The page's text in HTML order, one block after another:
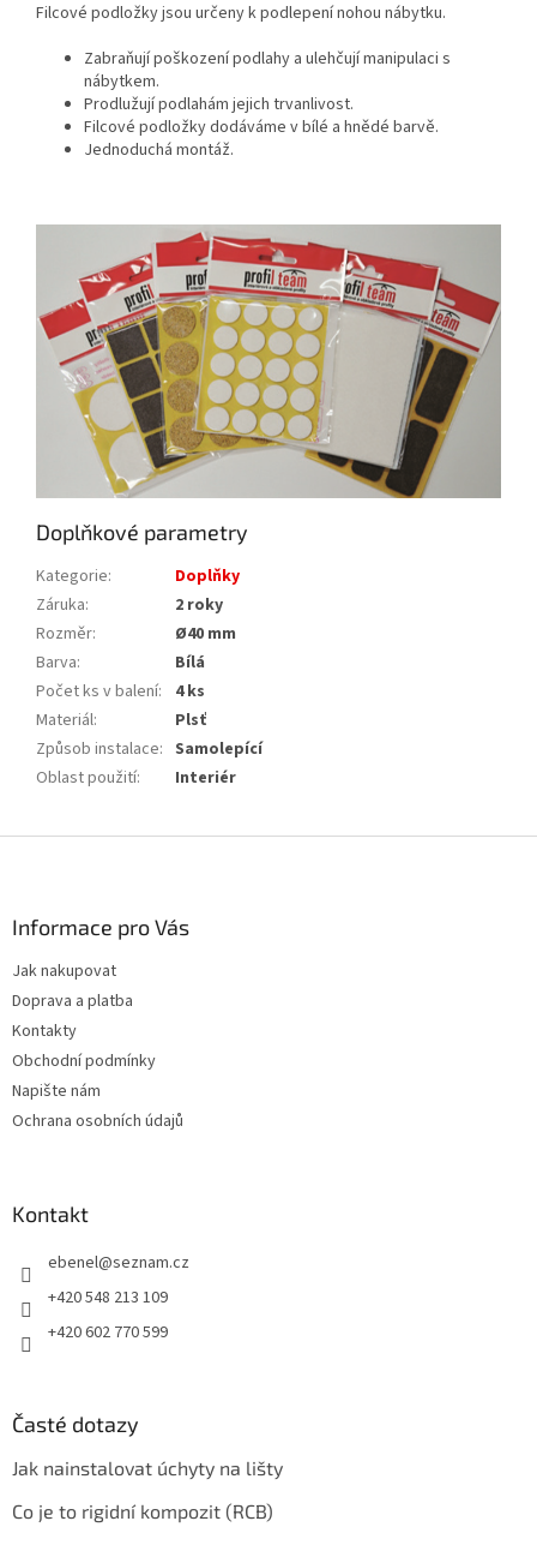
Filcové podložky jsou určeny k podlepení nohou nábytku.
Zabraňují poškození podlahy a ulehčují manipulaci s
nábytkem.
Prodlužují podlahám jejich trvanlivost.
Filcové podložky dodáváme v bílé a hnědé barvě.
Jednoduchá montáž.
Doplňkové parametry
Kategorie:
Doplňky
Záruka:
2 roky
Rozměr:
Ø40 mm
Barva:
Bílá
Počet ks v balení:
4 ks
Materiál:
Plsť
Způsob instalace: Samolepící
Oblast použití: Interiér
Informace pro Vás
Jak nakupovat
Doprava a platba
Kontakty
Obchodní podmínky
Napište nám
Ochrana osobních údajů
Kontakt
ebenel@seznam.cz
+420 548 213 109
+420 602 770 599
Časté dotazy
Jak nainstalovat úchyty na lišty
Co je to rigidní kompozit (RCB)